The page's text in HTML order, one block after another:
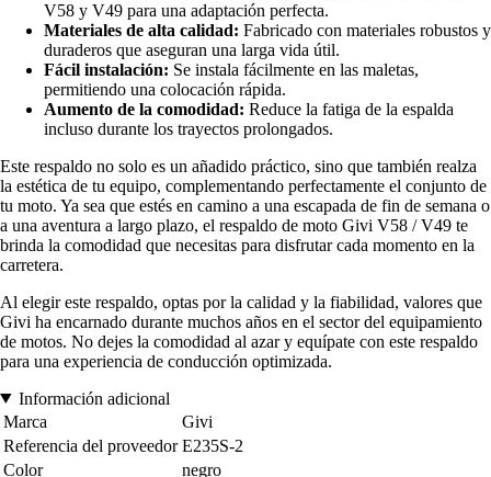
V58 y V49 para una adaptación perfecta.
Materiales de alta calidad: Fabricado con materiales robustos y
duraderos que aseguran una larga vida útil.
Fácil instalación: Se instala fácilmente en las maletas,
permitiendo una colocación rápida.
Aumento de la comodidad: Reduce la fatiga de la espalda
incluso durante los trayectos prolongados.
Este respaldo no solo es un añadido práctico, sino que también realza
la estética de tu equipo, complementando perfectamente el conjunto de
tu moto. Ya sea que estés en camino a una escapada de fin de semana o
a una aventura a largo plazo, el respaldo de moto Givi V58 / V49 te
brinda la comodidad que necesitas para disfrutar cada momento en la
carretera.
Al elegir este respaldo, optas por la calidad y la fiabilidad, valores que
Givi ha encarnado durante muchos años en el sector del equipamiento
de motos. No dejes la comodidad al azar y equípate con este respaldo
para una experiencia de conducción optimizada.
Información adicional
Marca
Givi
Referencia del proveedor E235S-2
Color
negro